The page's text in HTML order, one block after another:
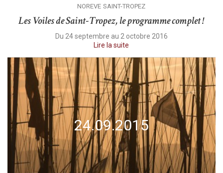
NOREVE SAINT-TROPEZ
Les Voiles de Saint-Tropez, le programme complet !
Du 24 septembre au 2 octobre 2016
Lire la suite
24.09.2015